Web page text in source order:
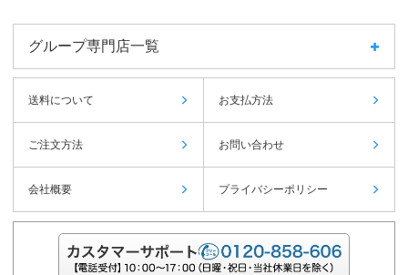
グループ専門店一覧
送料について お支払方法
ご注文方法 お問い合わせ
会社概要 プライバシーポリシー